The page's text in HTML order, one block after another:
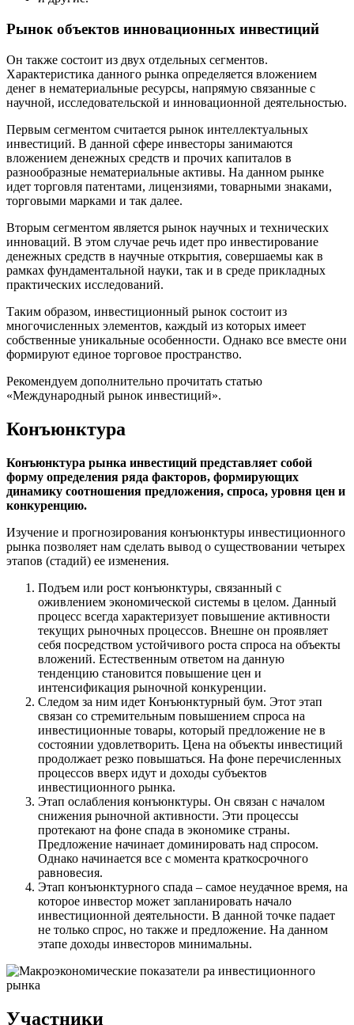
Рынок объектов инновационных инвестиций
Он также состоит из двух отдельных сегментов.
Характеристика данного рынка определяется вложением
денег в нематериальные ресурсы, напрямую связанные с
научной, исследовательской и инновационной деятельностью.
Первым сегментом считается рынок интеллектуальных
инвестиций. В данной сфере инвесторы занимаются
вложением денежных средств и прочих капиталов в
разнообразные нематериальные активы. На данном рынке
идет торговля патентами, лицензиями, товарными знаками,
торговыми марками и так далее.
Вторым сегментом является рынок научных и технических
инноваций. В этом случае речь идет про инвестирование
денежных средств в научные открытия, совершаемы как в
рамках фундаментальной науки, так и в среде прикладных
практических исследований.
Таким образом, инвестиционный рынок состоит из
многочисленных элементов, каждый из которых имеет
собственные уникальные особенности. Однако все вместе они
формируют единое торговое пространство.
Рекомендуем дополнительно прочитать статью
«Международный рынок инвестиций».
Конъюнктура
Конъюнктура рынка инвестиций представляет собой
форму определения ряда факторов, формирующих
динамику соотношения предложения, спроса, уровня цен и
конкуренцию.
Изучение и прогнозирования конъюнктуры инвестиционного
рынка позволяет нам сделать вывод о существовании четырех
этапов (стадий) ее изменения.
Подъем или рост конъюнктуры, связанный с
оживлением экономической системы в целом. Данный
процесс всегда характеризует повышение активности
текущих рыночных процессов. Внешне он проявляет
себя посредством устойчивого роста спроса на объекты
вложений. Естественным ответом на данную
тенденцию становится повышение цен и
интенсификация рыночной конкуренции.
Следом за ним идет Конъюнктурный бум. Этот этап
связан со стремительным повышением спроса на
инвестиционные товары, который предложение не в
состоянии удовлетворить. Цена на объекты инвестиций
продолжает резко повышаться. На фоне перечисленных
процессов вверх идут и доходы субъектов
инвестиционного рынка.
Этап ослабления конъюнктуры. Он связан с началом
снижения рыночной активности. Эти процессы
протекают на фоне спада в экономике страны.
Предложение начинает доминировать над спросом.
Однако начинается все с момента краткосрочного
равновесия.
Этап конъюнктурного спада – самое неудачное время, на
которое инвестор может запланировать начало
инвестиционной деятельности. В данной точке падает
не только спрос, но также и предложение. На данном
этапе доходы инвесторов минимальны.
Участники